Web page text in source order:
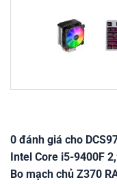
0 đánh giá cho
Intel Core i5-9400F
Bo mạch chủ Z370